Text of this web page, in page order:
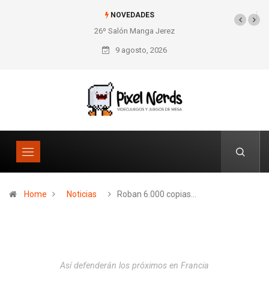
NOVEDADES
26º Salón Manga Jerez SNES Pixel Book para
los amantes de lo retro
9 agosto, 2026
Home Noticias Roban 6.000 copias…
Así defenderán los próximos en Francia